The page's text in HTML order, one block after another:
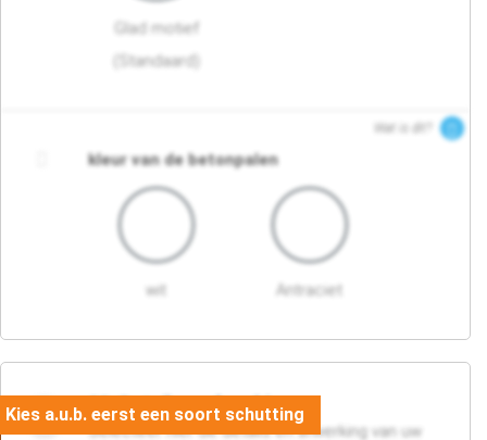
Glad motief
(Standaard)
Wat is dit?
kleur van de betonpalen
wit Antraciet
03. Detail en afwerking
Selecteer hier de details en afwerking van uw